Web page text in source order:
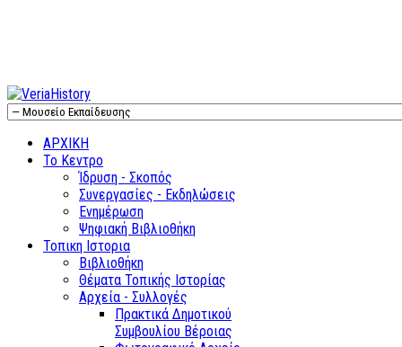
ΑΡΧΙΚΗ
Το Κεντρο
Ίδρυση - Σκοπός
Συνεργασίες - Εκδηλώσεις
Ενημέρωση
Ψηφιακή Βιβλιοθήκη
Τοπικη Ιστορια
Βιβλιοθήκη
Θέματα Τοπικής Ιστορίας
Αρχεία - Συλλογές
Πρακτικά Δημοτικού
Συμβουλίου Βέροιας